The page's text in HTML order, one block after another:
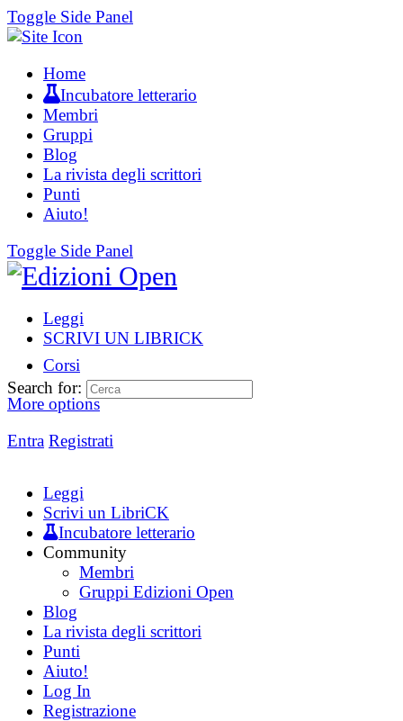
Toggle Side Panel
Home
Incubatore letterario
Membri
Gruppi
Blog
La rivista degli scrittori
Punti
Aiuto!
Toggle Side Panel
Leggi
SCRIVI UN LIBRICK
Corsi
More options
Entra Registrati
Search for:
Leggi
Scrivi un LibriCK
Incubatore letterario
Community
Membri
Gruppi Edizioni Open
Blog
La rivista degli scrittori
Punti
Aiuto!
Log In
Registrazione